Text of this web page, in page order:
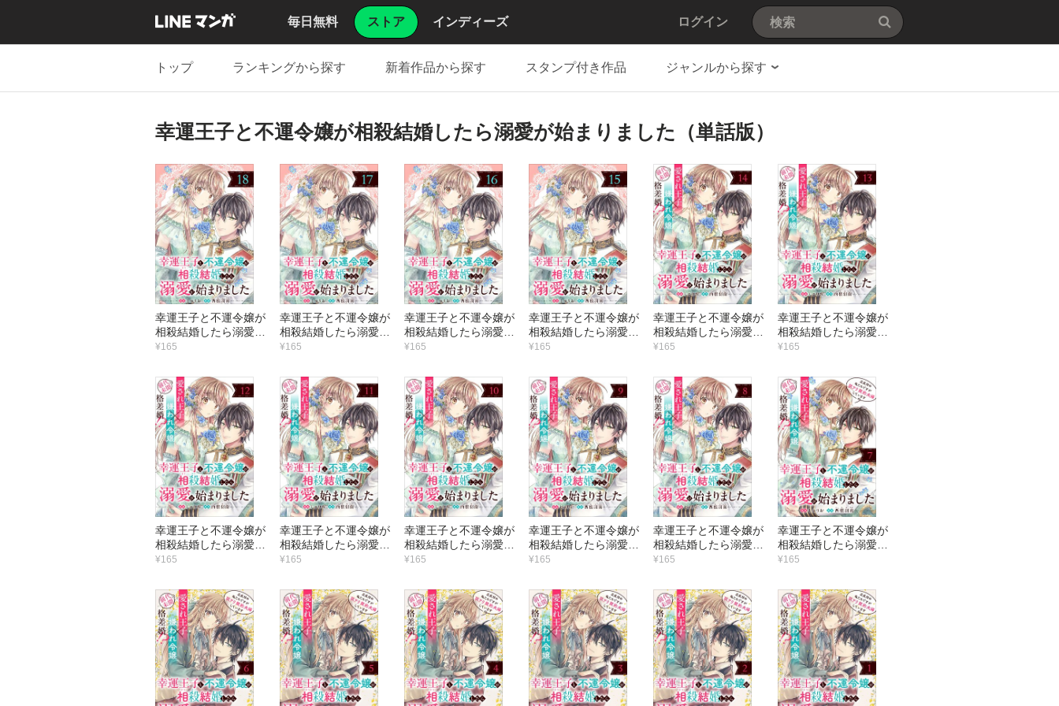
毎日無料 ストア インディーズ ログイン
トップ ランキングから探す 新着作品から探す スタンプ付き作品 ジャンルから探す
幸運王子と不運令嬢が相殺結婚したら溺愛が始まりました（単話版）
幸運王子と不運令嬢が
相殺結婚したら溺愛が
始まりました（単話
¥165
幸運王子と不運令嬢が
相殺結婚したら溺愛が
始まりました（単話
¥165
幸運王子と不運令嬢が
相殺結婚したら溺愛が
始まりました（単話
¥165
幸運王子と不運令嬢が
相殺結婚したら溺愛が
始まりました（単話
¥165
幸運王子と不運令嬢が
相殺結婚したら溺愛が
始まりました（単話
¥165
幸運王子と不運令嬢が
相殺結婚したら溺愛が
始まりました（単話
¥165
幸運王子と不運令嬢が
相殺結婚したら溺愛が
始まりました（単話
¥165
幸運王子と不運令嬢が
相殺結婚したら溺愛が
始まりました（単話
¥165
幸運王子と不運令嬢が
相殺結婚したら溺愛が
始まりました（単話
¥165
幸運王子と不運令嬢が
相殺結婚したら溺愛が
始まりました（単話
¥165
幸運王子と不運令嬢が
相殺結婚したら溺愛が
始まりました（単話
¥165
幸運王子と不運令嬢が
相殺結婚したら溺愛が
始まりました（単話
¥165